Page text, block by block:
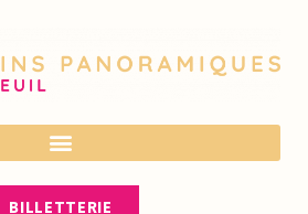
BILLETTERIE
vérifiez nos
ou nos réseaux
visite. Ils peuvent
votre confort.
OK